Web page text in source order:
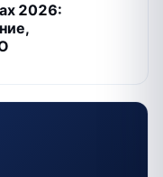
2026: